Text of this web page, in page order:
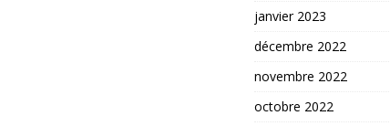
janvier 2023
décembre 2022
novembre 2022
octobre 2022